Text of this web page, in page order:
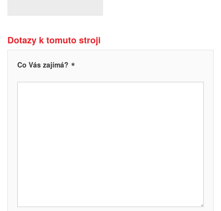
Dotazy k tomuto stroji
Co Vás zajímá? *